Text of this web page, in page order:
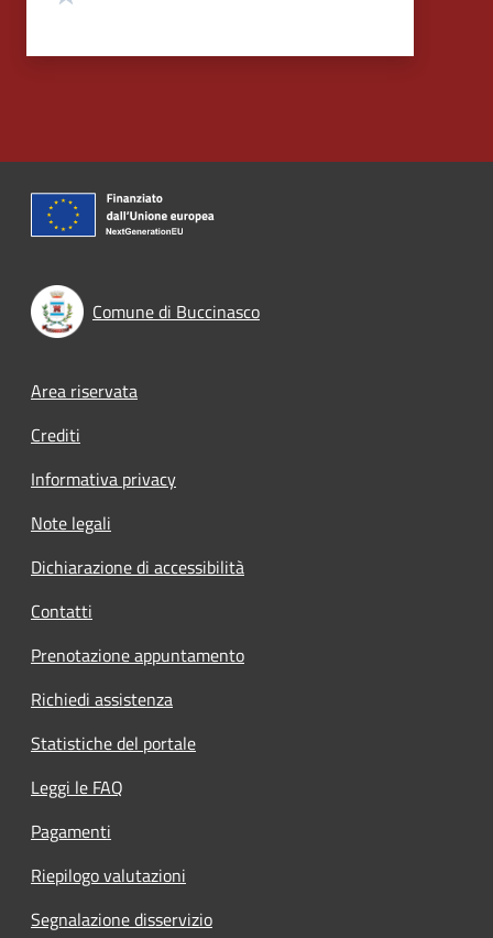
Comune di Buccinasco
Footer menu
Area riservata
Crediti
Informativa privacy
Note legali
Dichiarazione di accessibilità
Contatti
Prenotazione appuntamento
Richiedi assistenza
Statistiche del portale
Leggi le FAQ
Pagamenti
Riepilogo valutazioni
Segnalazione disservizio